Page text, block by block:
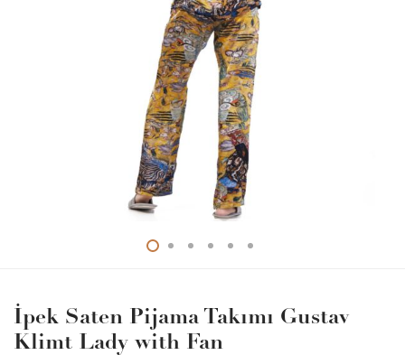
İpek Saten Pijama Takımı Gustav
Klimt Lady with Fan